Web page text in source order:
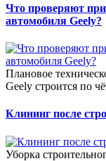
Что проверяют
автомобиля Geely?
Плановое
Geely строится по
Клининг после
Уборка